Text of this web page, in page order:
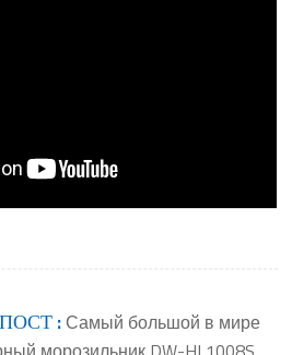
:Самый большой в мире